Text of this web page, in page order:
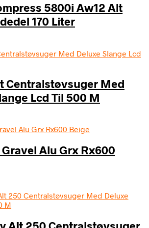
5800i Aw12 Alt
170 Liter
Centralstøvsuger Med
Lcd Til 500 M
Alu Grx Rx600